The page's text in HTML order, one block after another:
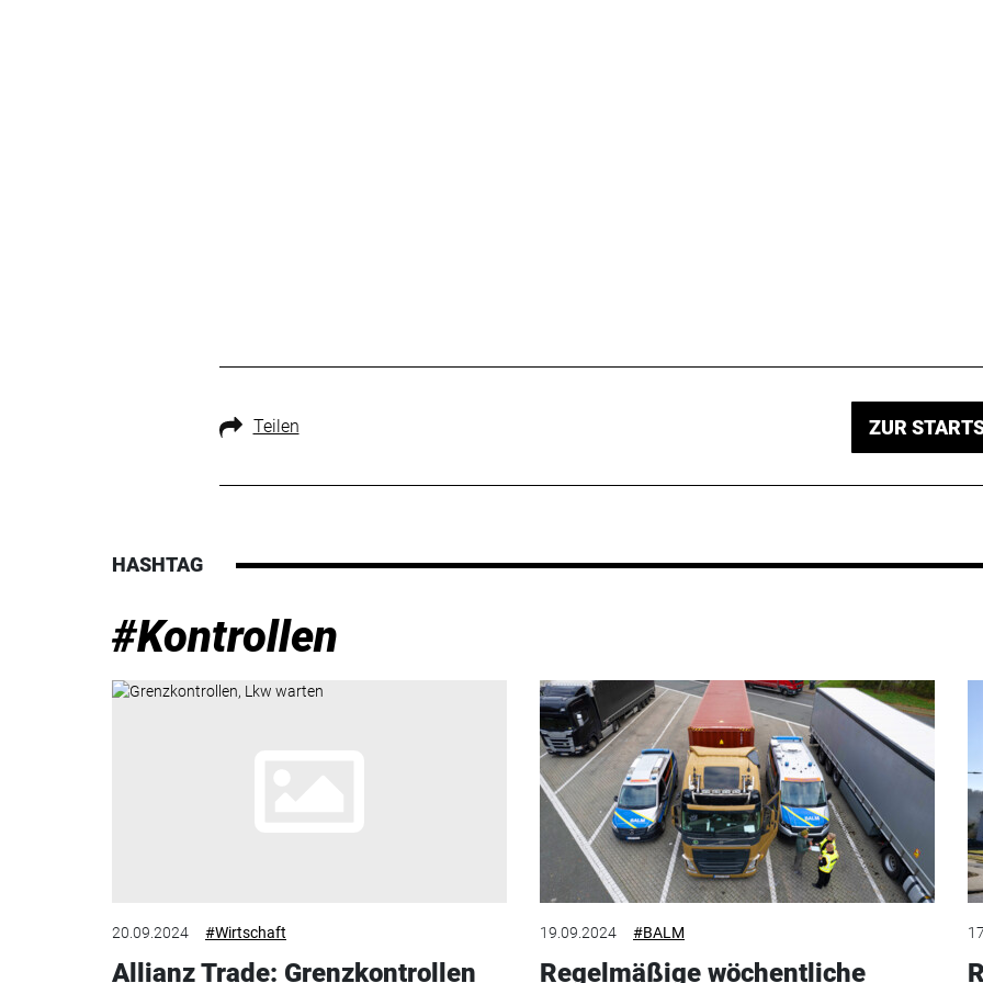
Teilen ZUR
HASHTAG
#Kontrollen
20.09.2024 #Wirtschaft
Allianz Trade: Grenzkontrollen
19.09.2024 #BALM
Regelmäßige wöchentliche